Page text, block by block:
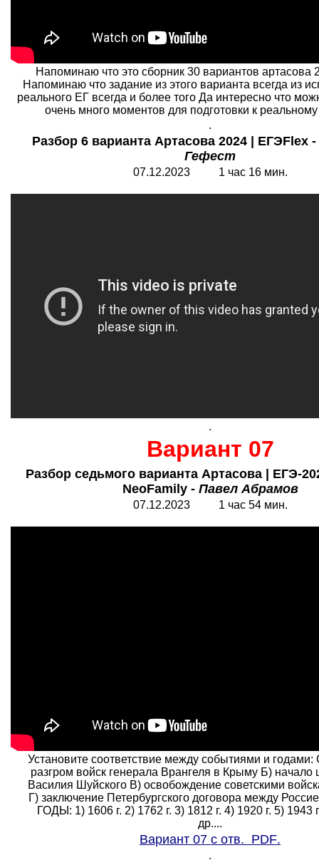
Напоминаю что это сборник 30 вариантов артасова
Напоминаю что задание из этого варианта всегда из
реального ЕГ всегда и более того Да интересно что
очень много моментов для подготовки к реальному
.
Разбор 6 варианта Артасова 2024 | ЕГЭFlex -
Гефест
07.12.2023 1 час 16 мин.
.
Вариант 07
Разбор седьмого варианта Артасова | ЕГЭ-
NeoFamily - Павел Абрамов
07.12.2023 1 час 54 мин.
Установите соответствие между событиями и
разгром войск генерала Врангеля в Крыму Б) начало
Василия Шуйского B) освобождение советскими
Г) заключение Петербургского договора между
ГОДЫ: 1) 1606 г. 2) 1762 г. 3) 1812 г. 4) 1920 г. 5) 1943
др....
Вариант 07 с отв. PDF.
.